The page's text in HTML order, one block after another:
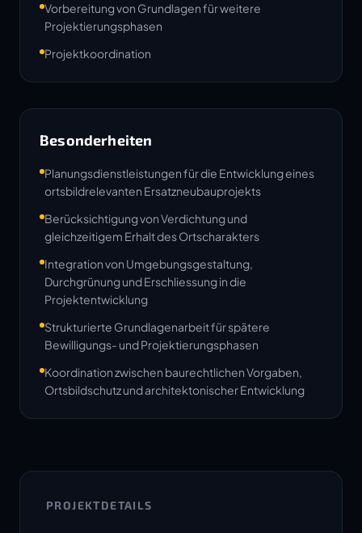
Vorbereitung von Grundlagen für weitere
Projektierungsphasen
Projektkoordination
Besonderheiten
Planungsdienstleistungen für die Entwicklung eines
ortsbildrelevanten Ersatzneubauprojekts
Berücksichtigung von Verdichtung und
gleichzeitigem Erhalt des Ortscharakters
Integration von Umgebungsgestaltung,
Durchgrünung und Erschliessung in die
Projektentwicklung
Strukturierte Grundlagenarbeit für spätere
Bewilligungs- und Projektierungsphasen
Koordination zwischen baurechtlichen Vorgaben,
Ortsbildschutz und architektonischer Entwicklung
PROJEKTDETAILS